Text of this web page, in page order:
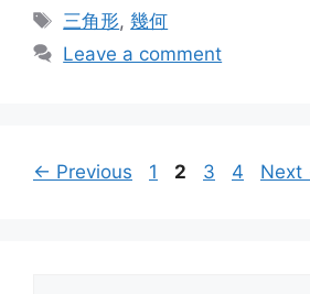
Tags
三角形,幾何
Leave a comment
← Previous Page
1 Page
2 Page
3 Page
4 Next